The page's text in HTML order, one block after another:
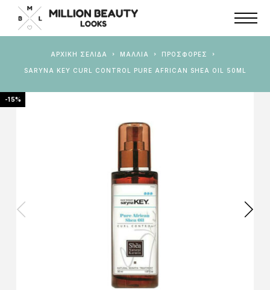
ΑΡΧΙΚΉ ΣΕΛΊΔΑ ΜΑΛΛΙΑ ΠΡΟΣΦΟΡΈΣ
SARYNA KEY CURL CONTROL PURE AFRICAN SHEA OIL 50ML
-15%